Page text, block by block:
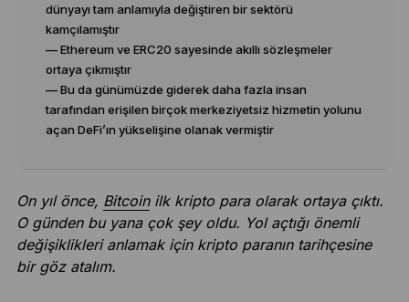
dünyayı tam anlamıyla değiştiren bir sektörü
kamçılamıştır
— Ethereum ve ERC20 sayesinde akıllı sözleşmeler
ortaya çıkmıştır
— Bu da günümüzde giderek daha fazla insan
tarafından erişilen birçok merkeziyetsiz hizmetin yolunu
açan DeFi’ın yükselişine olanak vermiştir
On yıl önce, Bitcoinilk kripto para olarak ortaya çıktı.
O günden bu yana çok şey oldu. Yol açtığı önemli
değişiklikleri anlamak için kripto paranın tarihçesine
bir göz atalım.